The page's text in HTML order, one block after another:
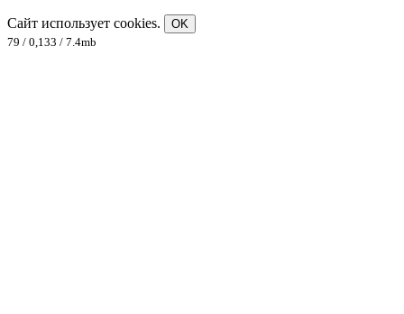
Сайт использует cookies.
OK
79 / 0,133 / 7.4mb